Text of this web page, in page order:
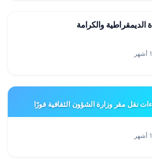
والكرامة
نقل مقر وزارة الشؤون الثقافية فورًا